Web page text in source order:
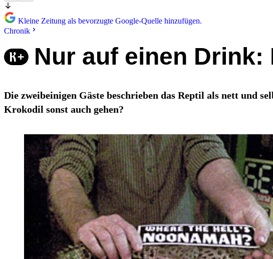
Kleine Zeitung als bevorzugte Google-Quelle hinzufügen.
Chronik
Nur auf einen
Die zweibeinigen Gäste beschrieben das Reptil als nett und
Krokodil sonst auch gehen?